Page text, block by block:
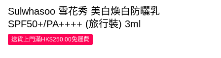
Sulwhasoo 雪花秀 美白煥白防曬乳
SPF50+/PA++++ (旅行裝) 3ml
送貨上門滿HK$250.00免運費